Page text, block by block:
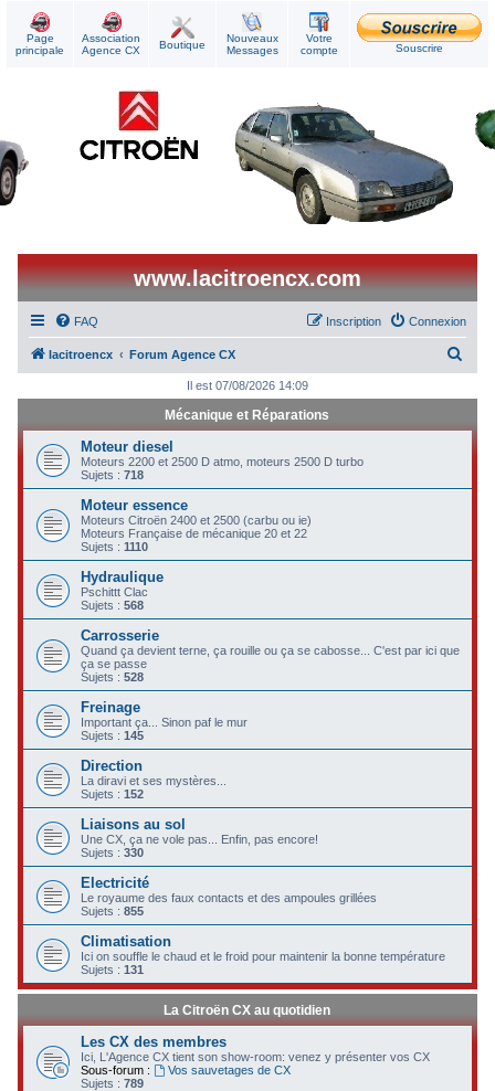
Page
principale
Association
Agence CX
Boutique
Nouveaux
Messages
Votre
compte
Souscrire
www.lacitroencx.com
FAQ Connexion
Inscription
lacitroencx Forum Agence CX
h
r
e
Il est 07/08/2026 14:09
Mécanique et Réparations
Moteur diesel
Moteurs 2200 et 2500 D atmo, moteurs 2500 D turbo
Sujets :718
Moteur essence
Moteurs Citroën 2400 et 2500 (carbu ou ie)
Moteurs Française de mécanique 20 et 22
Sujets :1110
Hydraulique
Pschittt Clac
Sujets :568
Carrosserie
Quand ça devient terne, ça rouille ou ça se cabosse... C'est par ici que
ça se passe
Sujets :528
Freinage
Important ça... Sinon paf le mur
Sujets :145
Direction
La diravi et ses mystères...
Sujets :152
Liaisons au sol
Une CX, ça ne vole pas... Enfin, pas encore!
Sujets :330
Electricité
Le royaume des faux contacts et des ampoules grillées
Sujets :855
Climatisation
Ici on souffle le chaud et le froid pour maintenir la bonne température
Sujets :131
La Citroën CX au quotidien
Les CX des membres
Ici, L'Agence CX tient son show-room: venez y présenter vos CX
Sous-forum :
Vos sauvetages de CX
Sujets :789